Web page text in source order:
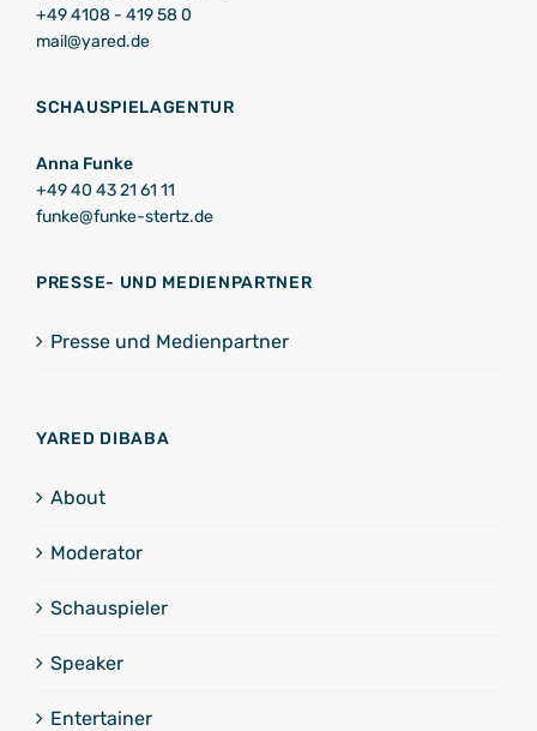
+49 4108 - 419 58 0
mail@yared.de
SCHAUSPIELAGENTUR
Anna Funke
+49 40 43 21 61 11
funke@funke-stertz.de
PRESSE- UND MEDIENPARTNER
Presse und Medienpartner
YARED DIBABA
About
Moderator
Schauspieler
Speaker
Entertainer